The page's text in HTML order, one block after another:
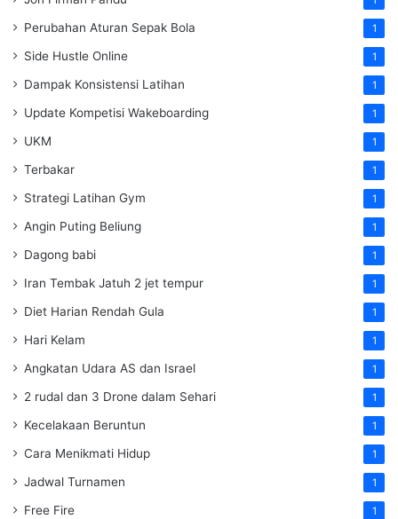
Perubahan Aturan Sepak Bola 1
Side Hustle Online 1
Dampak Konsistensi Latihan 1
Update Kompetisi Wakeboarding 1
UKM 1
Terbakar 1
Strategi Latihan Gym 1
Angin Puting Beliung 1
Dagong babi 1
Iran Tembak Jatuh 2 jet tempur 1
Diet Harian Rendah Gula 1
Hari Kelam 1
Angkatan Udara AS dan Israel 1
2 rudal dan 3 Drone dalam Sehari 1
Kecelakaan Beruntun 1
Cara Menikmati Hidup 1
Jadwal Turnamen 1
Free Fire 1